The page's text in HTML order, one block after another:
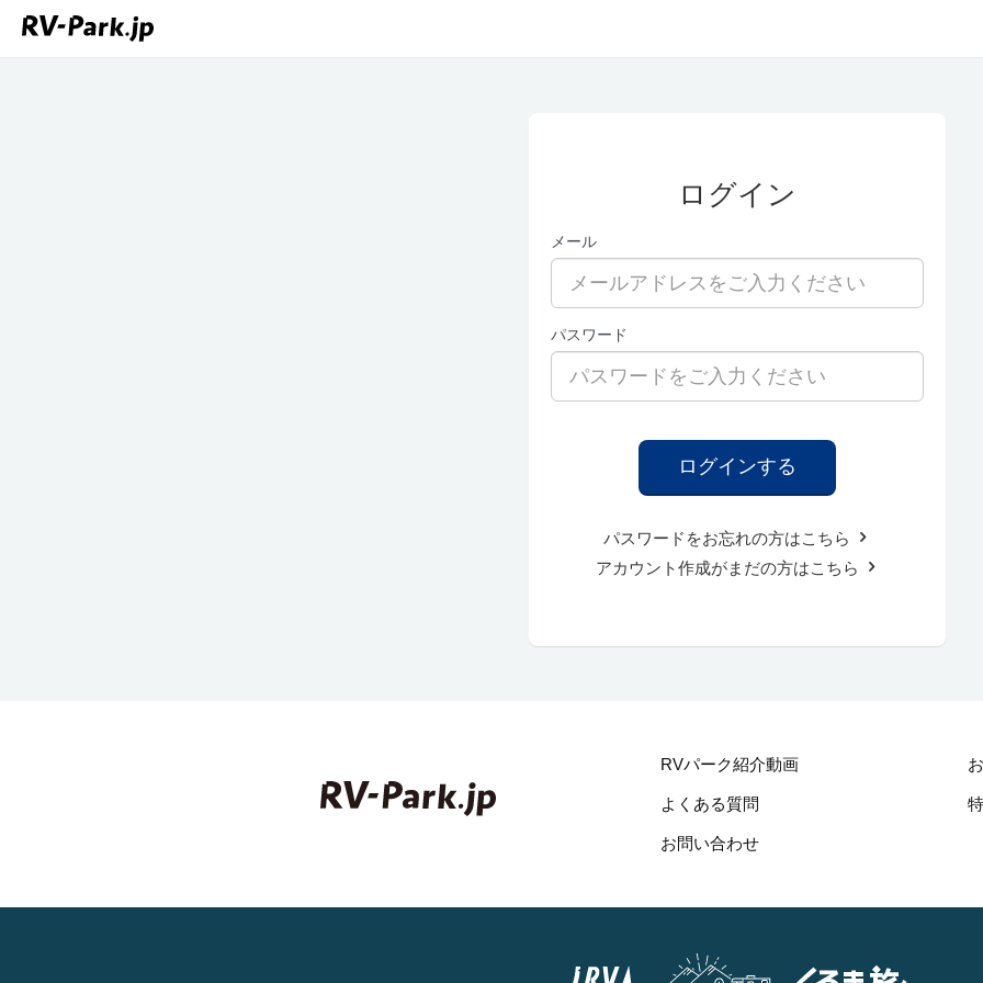
ログイン
メール
パスワード
パスワードをお忘れの方はこちら
アカウント作成がまだの方はこちら
RVパーク紹介動画
よくある質問
お問い合わせ